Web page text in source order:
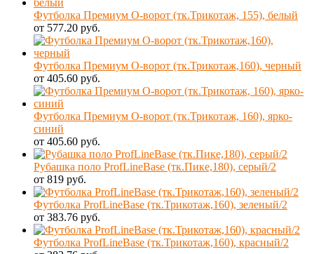
Футболка Премиум О-ворот (тк.Трикотаж, 155), белый
от 577.20 руб.
Футболка Премиум О-ворот (тк.Трикотаж,160), черный
от 405.60 руб.
Футболка Премиум О-ворот (тк.Трикотаж, 160), ярко-
синий
от 405.60 руб.
Рубашка поло ProfLineBase (тк.Пике,180), серый/2
от 819 руб.
Футболка ProfLineBase (тк.Трикотаж,160), зеленый/2
от 383.76 руб.
Футболка ProfLineBase (тк.Трикотаж,160), красный/2